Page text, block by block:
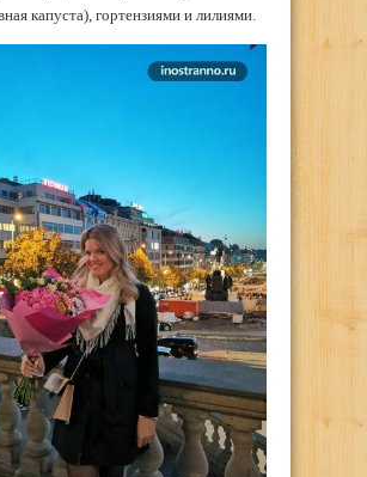
капуста), гортензиями и лилиями.